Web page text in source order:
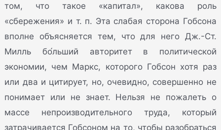
том, что такое «капитал», какова роль
«сбережения» и т. п. Эта слабая сторона Гобсона
вполне объясняется тем, что для него Дж.-Ст.
Милль бо́льший авторитет в политической
экономии, чем Маркс, которого Гобсон хотя раз
или два и цитирует, но, очевидно, совершенно не
понимает или не знает. Нельзя не пожалеть о
массе непроизводительного труда, который
затрачивается Гобсоном на то, чтобы разобраться